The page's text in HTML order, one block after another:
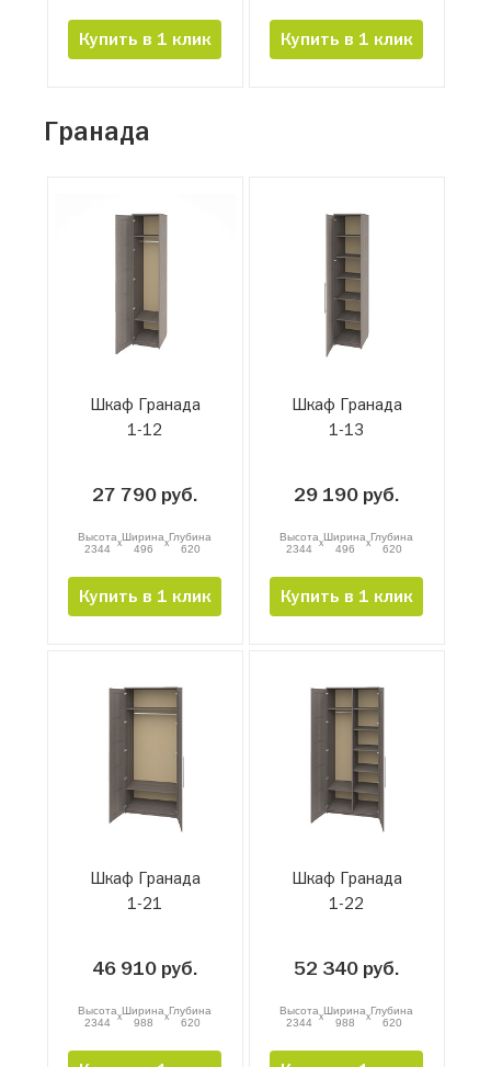
Купить в 1 клик Купить в 1 клик
Гранада
Шкаф Гранада
1-12
27 790 руб.
Высота
2344
xШирина
496
xГлубина
620
Купить в 1 клик
Шкаф Гранада
1-13
29 190 руб.
Высота
2344
xШирина
496
xГлубина
620
Купить в 1 клик
Шкаф Гранада
1-21
46 910 руб.
Высота
2344
xШирина
988
xГлубина
620
Шкаф Гранада
1-22
52 340 руб.
Высота
2344
xШирина
988
xГлубина
620